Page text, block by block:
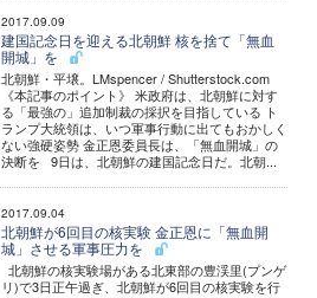
2017.09.09
建国記念日を迎える北朝鮮 核を捨て「無血
開城」を
北朝鮮・平壌。LMspencer / Shutterstock.com
《本記事のポイント》 米政府は、北朝鮮に対す
る「最強の」追加制裁の採択を目指している ト
ランプ大統領は、いつ軍事行動に出てもおかしく
ない強硬姿勢 金正恩委員長は、「無血開城」の
決断を 9日は、北朝鮮の建国記念日だ。北朝...
2017.09.04
北朝鮮が6回目の核実験 金正恩に「無血開
城」させる軍事圧力を
北朝鮮の核実験場がある北東部の豊渓里(プンゲ
リ)で3日正午過ぎ、北朝鮮が6回目の核実験を行